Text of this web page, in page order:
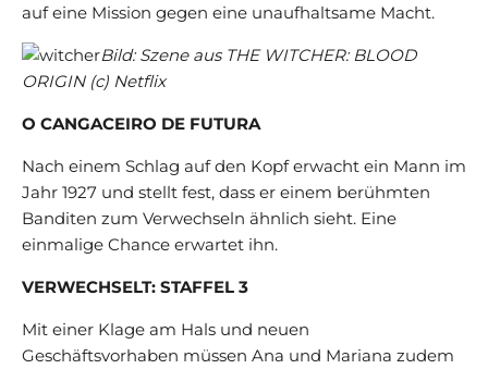
auf eine Mission gegen eine unaufhaltsame Macht.
Bild: Szene aus THE WITCHER: BLOOD
ORIGIN (c) Netflix
O CANGACEIRO DE FUTURA
Nach einem Schlag auf den Kopf erwacht ein Mann im
Jahr 1927 und stellt fest, dass er einem berühmten
Banditen zum Verwechseln ähnlich sieht. Eine
einmalige Chance erwartet ihn.
VERWECHSELT: STAFFEL 3
Mit einer Klage am Hals und neuen
Geschäftsvorhaben müssen Ana und Mariana zudem